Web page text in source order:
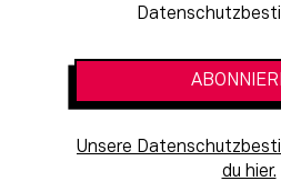
Unsere
du hier.